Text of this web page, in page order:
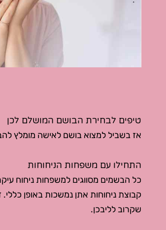
טיפים לבחירת הבושם המושלם לכן
אז בשביל למצוא בושם לאישה מומלץ
התחילו עם משפחות הניחוחות
כל הבשמים מסווגים למשפחות ניחוח
קבוצת ניחוחות אתן נמשכות באופן
שקרוב לליבכן.